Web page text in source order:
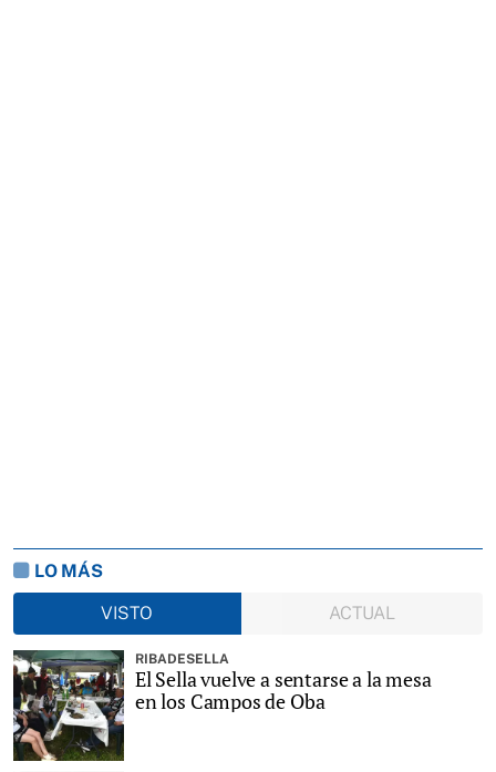
LO MÁS
VISTO
ACTUAL
RIBADESELLA
El Sella vuelve a sentarse a la mesa
en los Campos de Oba